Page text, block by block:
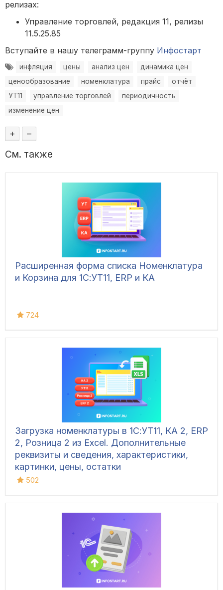
релизах:
Управление торговлей, редакция 11, релизы
11.5.25.85
Вступайте в нашу телеграмм-группу Инфостарт
инфляция цены анализ цен
динамика цен
ценообразование
номенклатура прайс
отчёт
УТ11
управление торговлей
периодичность
изменение цен
+ –
См. также
Расширенная форма списка Номенклатура
и Корзина для 1С:УТ11, ERP и КА
724
Загрузка номенклатуры в 1С:УТ11, КА 2, ERP
2, Розница 2 из Excel. Дополнительные
реквизиты и сведения, характеристики,
картинки, цены, остатки
502